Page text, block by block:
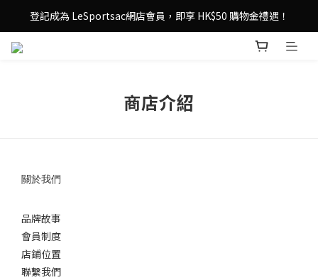
登記成為 LeSportsac網店會員，即享 HK$50 購物金禮遇！
登記成為 LeSportsac網店會員，即享 HK$50 購物金禮遇！
滿 $800尊享港澳免費送貨，購物從此更輕鬆自在！
商店介紹
關於我們
品牌故事
會員制度
店鋪位置
聯繫我們